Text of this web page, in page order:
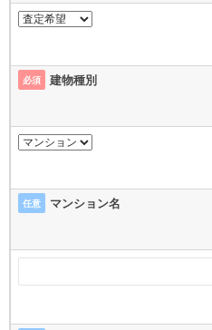
必須 建物種別
任意 マンション名